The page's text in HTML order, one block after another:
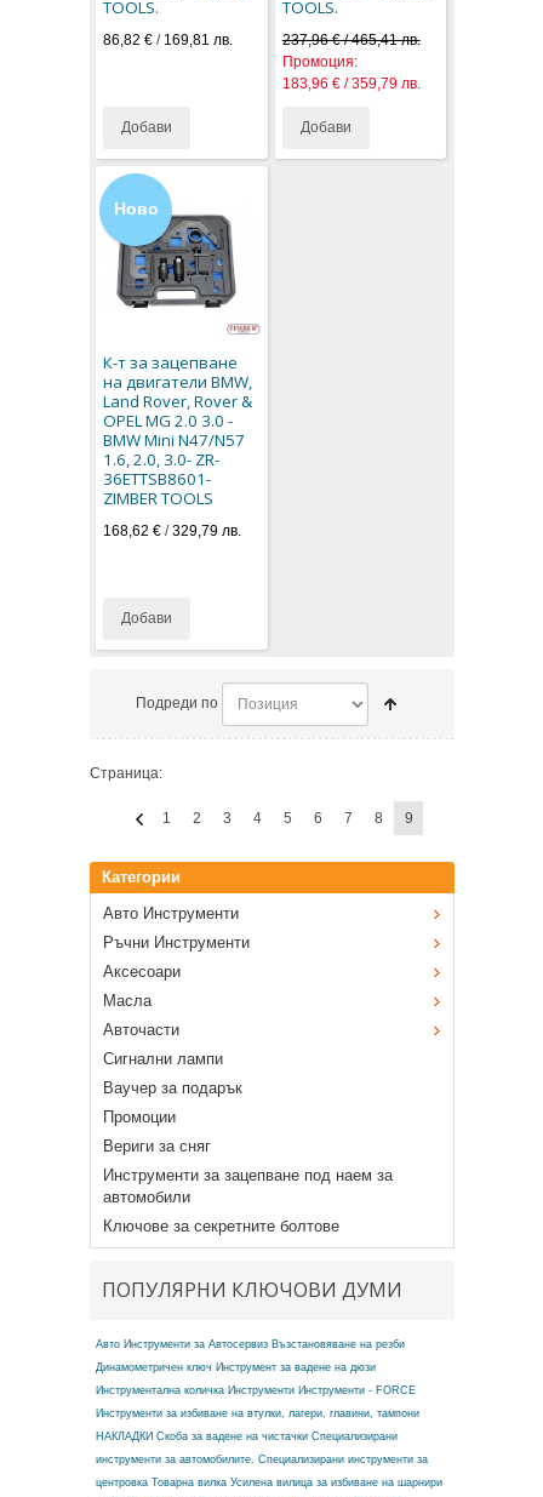
TOOLS.
86,82 € / 169,81 лв.
Добави
TOOLS.
237,96 € / 465,41 лв.
Промоция:
183,96 € / 359,79 лв.
Добави
Ново
К-т за зацепване
на двигатели BMW,
Land Rover, Rover &
OPEL MG 2.0 3.0 -
BMW Mini N47/N57
1.6, 2.0, 3.0- ZR-
36ETTSB8601-
ZIMBER TOOLS
168,62 € /329,79 лв.
Добави
Подреди по
Страница:
1 2 3 4 5 6 7 8 9
Категории
Авто Инструменти
Ръчни Инструменти
Аксесоари
Масла
Авточасти
Сигнални лампи
Ваучер за подарък
Промоции
Вериги за сняг
Инструменти за зацепване под наем за
автомобили
Ключове за секретните болтове
ПОПУЛЯРНИ КЛЮЧОВИ ДУМИ
Авто Инструменти за Автосервиз Възстановяване на резби
Динамометричен ключ Инструмент за вадене на дюзи
Инструментална количка Инструменти Инструменти - FORCE
Инструменти за избиване на втулки, лагери, главини, тампони
НАКЛАДКИ Скоба за вадене на чистачки Специализирани
инструменти за автомобилите. Специализирани инструменти за
центровка Товарна вилка Усилена вилица за избиване на шарнири